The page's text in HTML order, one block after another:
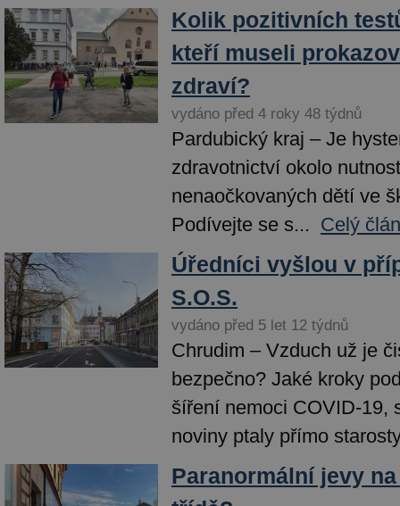
Kolik pozitivních
kteří museli
zdraví?
vydáno před 4 roky 48 týdnů
Pardubický kraj – Je
zdravotnictví okolo
nenaočkovaných dětí ve
Podívejte se s... Celý
Úředníci vyšlou v
S.O.S.
vydáno před 5 let 12 týdnů
Chrudim – Vzduch už je
bezpečno? Jaké kroky
šíření nemoci COVID-19,
noviny ptaly přímo
Paranormální jevy